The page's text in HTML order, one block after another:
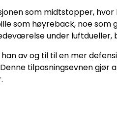
som midtstopper,
som høyreback, noe
under luftdueller,
av og til til en mer
tilpasningsevnen